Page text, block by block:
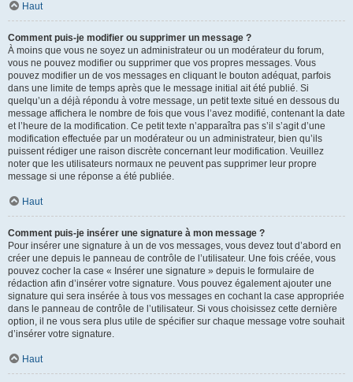
Haut
Comment puis-je modifier ou supprimer un message ?
À moins que vous ne soyez un administrateur ou un modérateur du forum,
vous ne pouvez modifier ou supprimer que vos propres messages. Vous
pouvez modifier un de vos messages en cliquant le bouton adéquat, parfois
dans une limite de temps après que le message initial ait été publié. Si
quelqu’un a déjà répondu à votre message, un petit texte situé en dessous du
message affichera le nombre de fois que vous l’avez modifié, contenant la date
et l’heure de la modification. Ce petit texte n’apparaîtra pas s’il s’agit d’une
modification effectuée par un modérateur ou un administrateur, bien qu’ils
puissent rédiger une raison discrète concernant leur modification. Veuillez
noter que les utilisateurs normaux ne peuvent pas supprimer leur propre
message si une réponse a été publiée.
Haut
Comment puis-je insérer une signature à mon message ?
Pour insérer une signature à un de vos messages, vous devez tout d’abord en
créer une depuis le panneau de contrôle de l’utilisateur. Une fois créée, vous
pouvez cocher la case « Insérer une signature » depuis le formulaire de
rédaction afin d’insérer votre signature. Vous pouvez également ajouter une
signature qui sera insérée à tous vos messages en cochant la case appropriée
dans le panneau de contrôle de l’utilisateur. Si vous choisissez cette dernière
option, il ne vous sera plus utile de spécifier sur chaque message votre souhait
d’insérer votre signature.
Haut